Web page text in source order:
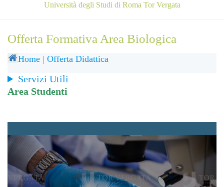
Università degli Studi di Roma Tor Vergata
Offerta Formativa Area Biologica
Home | Offerta Didattica
Servizi Utili
Area Studenti